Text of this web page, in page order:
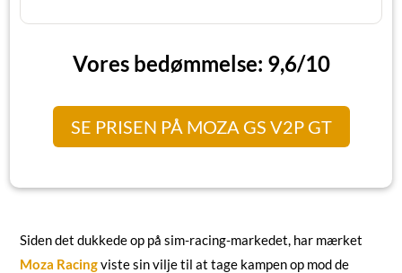
Vores bedømmelse: 9,6/10
SE PRISEN PÅ MOZA GS V2P GT
Siden det dukkede op på sim-racing-markedet, har mærket
Moza Racingviste sin vilje til at tage kampen op mod de